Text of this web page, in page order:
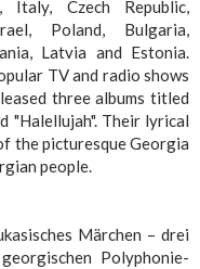
Italy, Czech Republic,
Poland, Bulgaria,
Latvia and Estonia.
TV and radio shows
three albums titled
"Halellujah". Their lyrical
the picturesque Georgia
people.
Märchen – drei
Polyphonie-